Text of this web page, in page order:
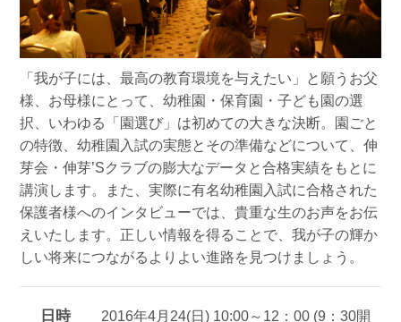
「我が子には、最高の教育環境を与えたい」と願うお父
様、お母様にとって、幼稚園・保育園・子ども園の選
択、いわゆる「園選び」は初めての大きな決断。園ごと
の特徴、幼稚園入試の実態とその準備などについて、伸
芽会・伸芽’Sクラブの膨大なデータと合格実績をもとに
講演します。また、実際に有名幼稚園入試に合格された
保護者様へのインタビューでは、貴重な生のお声をお伝
えいたします。正しい情報を得ることで、我が子の輝か
しい将来につながるよりよい進路を見つけましょう。
日時
2016年4月24(日) 10:00～12：00 (9：30開